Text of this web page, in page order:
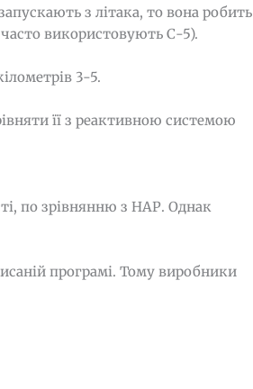
з літака, то вона робить
використовують С-5).
3-5.
її з реактивною системою
по зрівнянню з НАР. Однак
програмі. Тому виробники